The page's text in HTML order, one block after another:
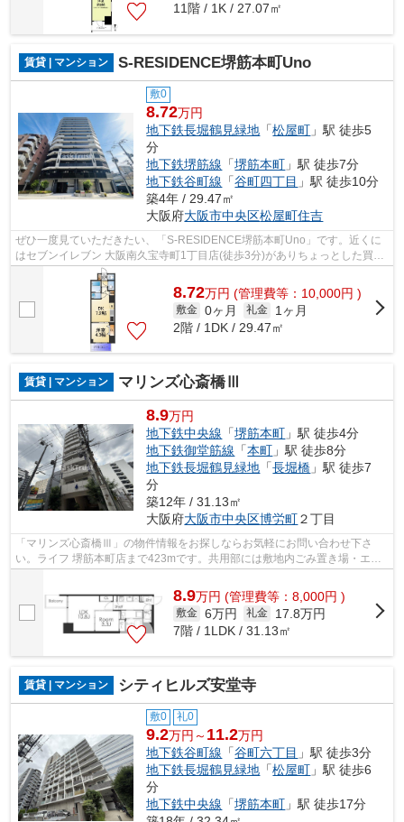
11階 / 1K / 27.07㎡
賃貸 | マンション S-RESIDENCE堺筋本町Uno
敷0
8.72万円
地下鉄長堀鶴見緑地 「松屋町 」駅 徒歩5
分
地下鉄堺筋線 「堺筋本町 」駅 徒歩7分
地下鉄谷町線 「谷町四丁目 」駅 徒歩10分
築4年 / 29.47㎡
大阪府大阪市中央区松屋町住吉
ぜひ一度見ていただきたい、「S-RESIDENCE堺筋本町Uno」です。近くに
はセブンイレブン 大阪南久宝寺町1丁目店(徒歩3分)がありちょっとした買い
物に便利です。共用部には敷地内ごみ置き...
8.72万円 (管理費等：10,000円 )
敷金 0ヶ月 礼金
1ヶ月
2階 / 1DK / 29.47㎡
賃貸 | マンション マリンズ心斎橋Ⅲ
8.9万円
地下鉄中央線 「堺筋本町 」駅 徒歩4分
地下鉄御堂筋線 「本町 」駅 徒歩8分
地下鉄長堀鶴見緑地 「長堀橋 」駅 徒歩7
分
築12年 / 31.13㎡
大阪府大阪市中央区博労町２丁目
「マリンズ心斎橋Ⅲ」の物件情報をお探しならお気軽にお問い合わせ下さ
い。ライフ 堺筋本町店まで423mです。共用部には敷地内ごみ置き場・エレ
8.9万円 (管理費等：8,000円 )
敷金 6万円 礼金
17.8万円
7階 / 1LDK / 31.13㎡
賃貸 | マンション シティヒルズ安堂寺
敷0 礼0
9.2万円～ 11.2万円
地下鉄谷町線 「谷町六丁目 」駅 徒歩3分
地下鉄長堀鶴見緑地 「松屋町 」駅 徒歩6
分
地下鉄中央線 「堺筋本町 」駅 徒歩17分